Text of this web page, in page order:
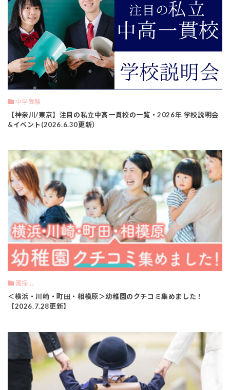
中学受験
【神奈川/東京】注目の私立中高一貫校の一覧・2026年 学校説明会
&イベント(2026.6.30更新）
園探し
＜横浜・川崎・町田・相模原＞幼稚園のクチコミ集めました！
【2026.7.28更新】